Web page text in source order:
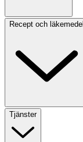
Recept och läkemedel
Tjänster